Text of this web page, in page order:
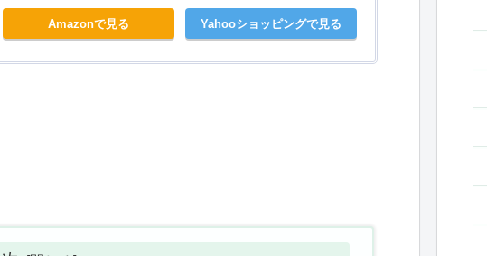
Amazonで見る Yahooショッピングで見る